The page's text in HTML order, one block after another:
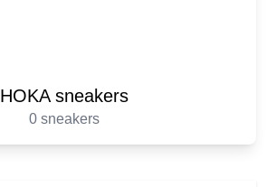
HOKA sneakers
0 sneakers